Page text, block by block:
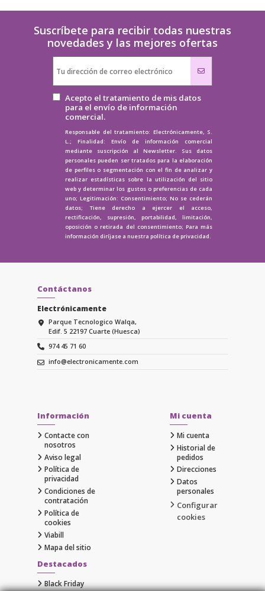
Suscríbete para recibir todas nuestras
novedades y las mejores ofertas
Acepto el tratamiento de mis datos
para el envío de información
comercial.
Responsable del tratamiento: Electrónicamente, S.
L.; Finalidad: Envío de información comercial
mediante suscripción al Newsletter. Sus datos
personales pueden ser tratados para la elaboración
de perfiles o segmentación con el fin de analizar y
realizar estadísticas sobre la utilización del sitio
web y determinar los gustos o preferencias de cada
uno; Legitimación: Consentimiento; No se cederán
datos; Tiene derecho a ejercer el acceso,
rectificación, supresión, portabilidad, limitación,
oposición o retirada del consentimiento; Para más
información diríjase a nuestra política de privacidad.
Contáctanos
Electrónicamente
Parque Tecnologico Walqa,
Edif. 5 22197 Cuarte (Huesca)
974 45 71 60
info@electronicamente.com
Información
Contacte con
nosotros
Aviso legal
Política de
privacidad
Condiciones de
contratación
Política de
cookies
Viabill
Mapa del sitio
Mi cuenta
Mi cuenta
Historial de
pedidos
Direcciones
Datos
personales
Configurar
cookies
Destacados
Black Friday